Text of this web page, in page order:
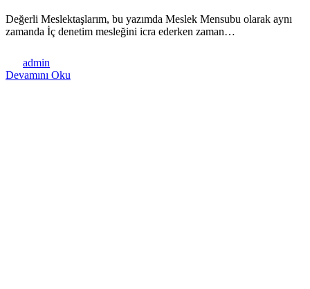
Değerli Meslektaşlarım, bu yazımda Meslek Mensubu olarak aynı
zamanda İç denetim mesleğini icra ederken zaman…
admin
Devamını Oku